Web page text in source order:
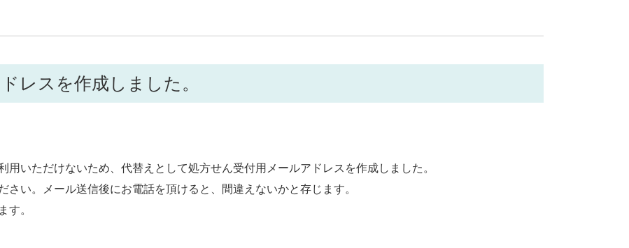
レスを作成しました。
用いただけないため、代替えとして処方せん受付用メールアドレスを作成しました。
さい。メール送信後にお電話を頂けると、間違えないかと存じます。
す。